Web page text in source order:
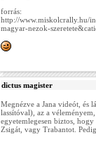
forrás:
http://www.miskolcrally.hu/
magyar-nezok-
dictus magister
Megnézve a Jana videót, és
lassítóval), az a
egyetemlegesen biztos,
Zsigát, vagy Trabantot.